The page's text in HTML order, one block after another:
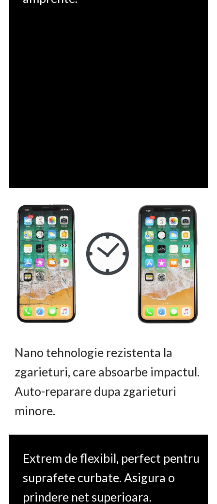
Nano tehnologie rezistenta la
zgarieturi, care absoarbe impactul.
Auto-reparare dupa zgarieturi
minore.
Extrem de flexibil, perfect pentru
suprafete curbate. Asigura o
prindere net superioara.